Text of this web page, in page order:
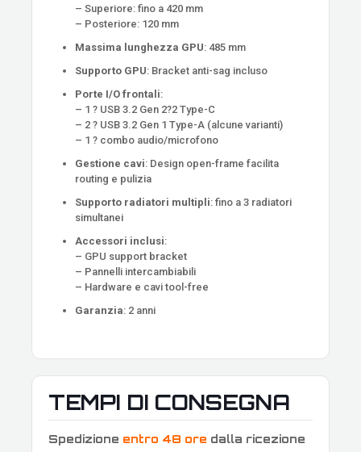
– Superiore: fino a 420 mm
– Posteriore: 120 mm
Massima lunghezza GPU: 485 mm
Supporto GPU: Bracket anti-sag incluso
Porte I/O frontali:
– 1 ? USB 3.2 Gen 2?2 Type-C
– 2 ? USB 3.2 Gen 1 Type-A (alcune varianti)
– 1 ? combo audio/microfono
Gestione cavi: Design open-frame facilita
routing e pulizia
Supporto radiatori multipli: fino a 3 radiatori
simultanei
Accessori inclusi:
– GPU support bracket
– Pannelli intercambiabili
– Hardware e cavi tool-free
Garanzia: 2 anni
TEMPI DI CONSEGNA
Spedizione entro 48 ore dalla ricezione